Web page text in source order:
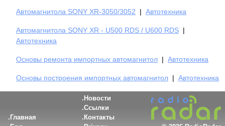
Автомагнитола SONY XR-3050/3052 | Автотехника
Автомагнитола SONY XR - U500 RDS / U600 RDS |
Автотехника
Основы ремонта импортных автомагнитол | Автотехника
Основы построения импортных автомагнитол | Автотехника
Главная
Новости
Ссылки
Контакты